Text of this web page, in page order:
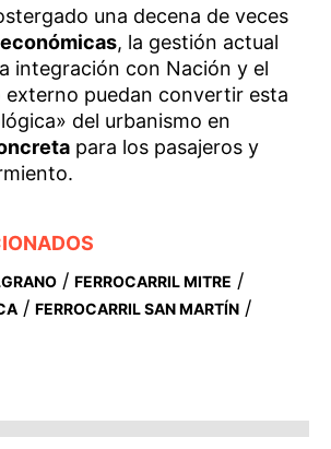
una decena de veces
, la gestión actual
integración con Nación y el
puedan convertir esta
del urbanismo en
para los pasajeros y
/ FERROCARRIL MITRE /
/ FERROCARRIL SAN MARTÍN /